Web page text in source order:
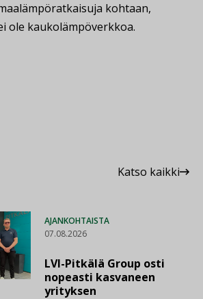
kohtaan,
ole kaukolämpöverkkoa.
Katso kaikki
AJANKOHTAISTA
07.08.2026
LVI-Pitkälä Group osti
nopeasti kasvaneen
yrityksen